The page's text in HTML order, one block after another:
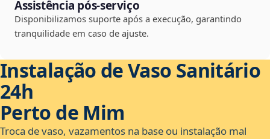
Assistência pós-serviço
Disponibilizamos suporte após a execução, garantindo
tranquilidade em caso de ajuste.
Instalação de Vaso Sanitário
24h
Perto de Mim
Troca de vaso, vazamentos na base ou instalação mal